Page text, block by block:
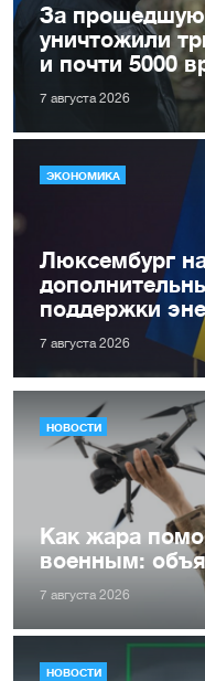
За
уничтожили
и почти 5000
7 августа 2026
ЭКОНОМИКА
Люксембург
поддержки
7 августа 2026
НОВОСТИ
Как жара
военным:
7 августа 2026
НОВОСТИ